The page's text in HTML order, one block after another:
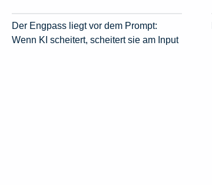
Der Engpass liegt vor dem Prompt:
Wenn KI scheitert, scheitert sie am Input